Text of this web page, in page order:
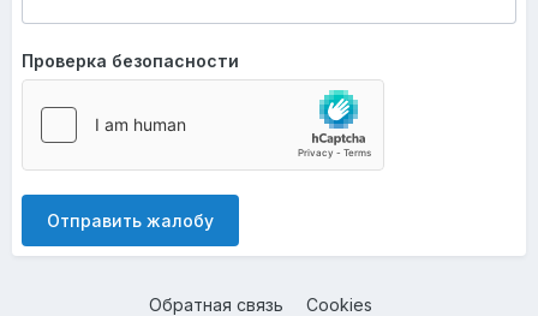
Проверка безопасности
Отправить жалобу
Обратная связь Cookies